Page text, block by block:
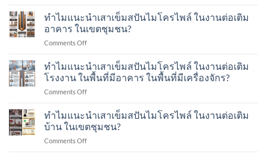
ทดสอบ
ด้วย
น้ำ
หนัก
Dynamic
Load
ทำ
อย่างไร?
ทำไมแนะนำเสาเข็มสปันไมโครไพล์ ในงานต่อเติม
อาคาร ในเขตชุมชน?
Comments Offon
แนะนำ
เสา
เข็ม
ส
ไมโคร
ไพล์
ทำไมแนะนำเสาเข็มสปันไมโครไพล์ ในงานต่อเติม
โรงงาน ในพื้นที่มีอาคาร ในพื้นที่มีเครื่องจักร?
Comments Offon
แนะนำ
เสา
เข็ม
ส
ทำไมแนะนำเสาเข็มสปันไมโครไพล์ ในงานต่อเติม
บ้าน ในเขตชุมชน?
Comments Offon